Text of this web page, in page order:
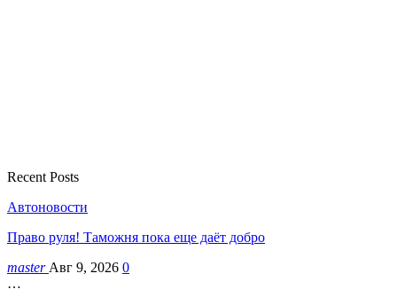
Recent Posts
Автоновости
Право руля! Таможня пока еще даёт добро
master Авг 9, 2026 0
…